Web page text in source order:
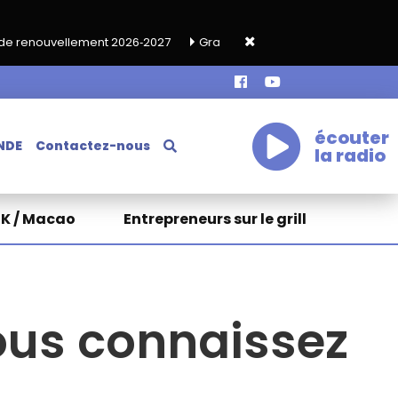
2026‑2027 Grand café de rentrée HKA le vendredi 18
Contactez-nous écouter
la radio
/ Macao Entrepreneurs sur le grill
connaissez